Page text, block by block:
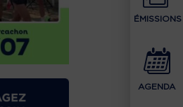
ÉMISSIONS
AGENDA